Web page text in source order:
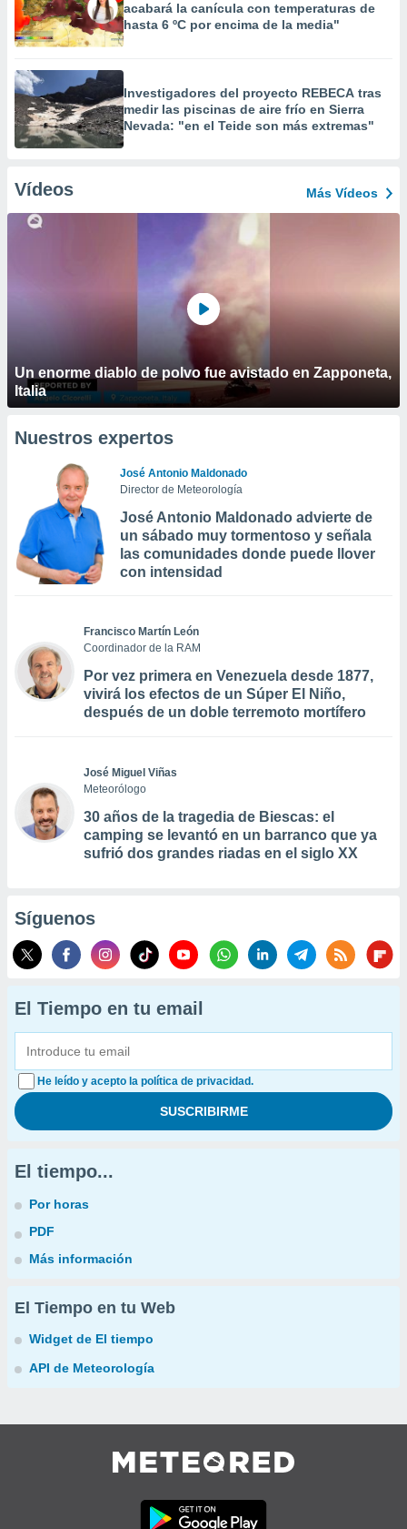
acabará la canícula con temperaturas de
hasta 6 ºC por encima de la media"
Investigadores del proyecto REBECA tras
medir las piscinas de aire frío en Sierra
Nevada: "en el Teide son más extremas"
Vídeos Más Vídeos
Un enorme diablo de polvo fue avistado en Zapponeta,
Italia
Nuestros expertos
José Antonio Maldonado
Director de Meteorología
José Antonio Maldonado advierte de
un sábado muy tormentoso y señala
las comunidades donde puede llover
con intensidad
Francisco Martín León
Coordinador de la RAM
Por vez primera en Venezuela desde 1877,
vivirá los efectos de un Súper El Niño,
después de un doble terremoto mortífero
José Miguel Viñas
Meteorólogo
30 años de la tragedia de Biescas: el
camping se levantó en un barranco que ya
sufrió dos grandes riadas en el siglo XX
Síguenos
El Tiempo en tu email
He leído y acepto la política de privacidad.
El tiempo...
Por horas
PDF
Más información
El Tiempo en tu Web
Widget de El tiempo
API de Meteorología